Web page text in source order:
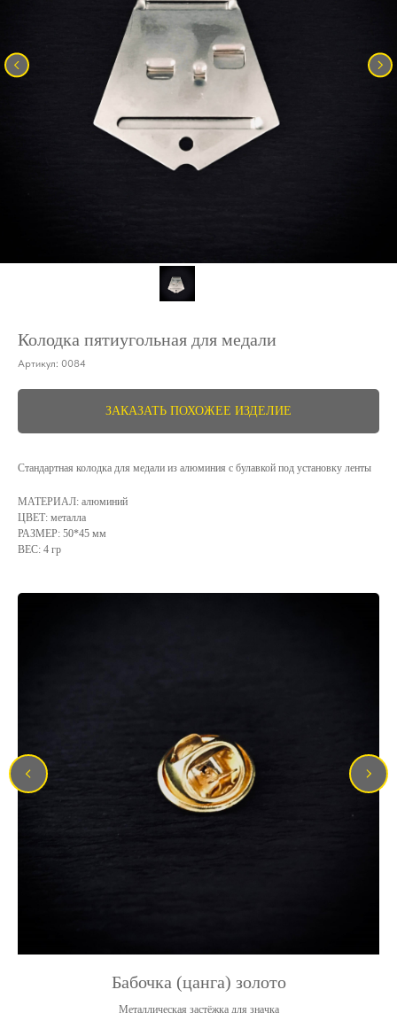
Колодка пятиугольная для медали
Артикул: 0084
ЗАКАЗАТЬ ПОХОЖЕЕ ИЗДЕЛИЕ
Стандартная колодка для медали из алюминия с булавкой под установку ленты
МАТЕРИАЛ: алюминий
ЦВЕТ: металла
РАЗМЕР: 50*45 мм
ВЕС: 4 гр
Бабочка (цанга) золото
Металлическая застёжка для значка